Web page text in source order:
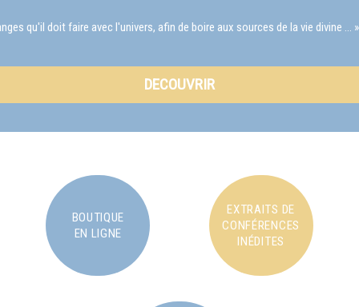
qu'il doit faire avec l'univers, afin de boire aux sources de la vie divine … »
DECOUVRIR
BOUTIQUE
EN LIGNE
EXTRAITS DE
CONFÉRENCES
INÉDITES